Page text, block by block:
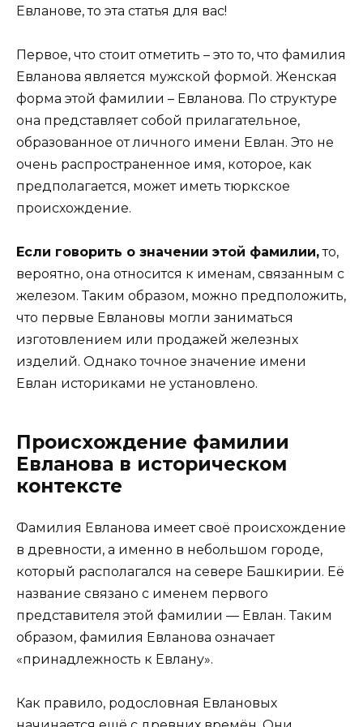
Евланове, то эта статья для вас!
Первое, что стоит отметить – это то, что фамилия
Евланова является мужской формой. Женская
форма этой фамилии – Евланова. По структуре
она представляет собой прилагательное,
образованное от личного имени Евлан. Это не
очень распространенное имя, которое, как
предполагается, может иметь тюркское
происхождение.
Если говорить о значении этой фамилии,то,
вероятно, она относится к именам, связанным с
железом. Таким образом, можно предположить,
что первые Евлановы могли заниматься
изготовлением или продажей железных
изделий. Однако точное значение имени
Евлан историками не установлено.
Происхождение фамилии
Евланова в историческом
контексте
Фамилия Евланова имеет своё происхождение
в древности, а именно в небольшом городе,
который располагался на севере Башкирии. Её
название связано с именем первого
представителя этой фамилии — Евлан. Таким
образом, фамилия Евланова означает
«принадлежность к Евлану».
Как правило, родословная Евлановых